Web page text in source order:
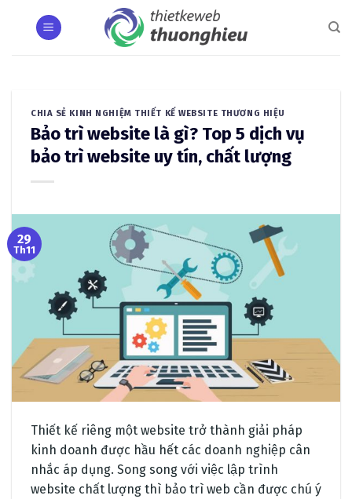
CHIA SẺ KINH NGHIỆM THIẾT KẾ WEBSITE THƯƠNG HIỆU
Bảo trì website là gì? Top 5 dịch vụ
bảo trì website uy tín, chất lượng
29
Th11
Thiết kế riêng một website trở thành giải pháp
kinh doanh được hầu hết các doanh nghiệp cân
nhắc áp dụng. Song song với việc lập trình
website chất lượng thì bảo trì web cần được chú ý